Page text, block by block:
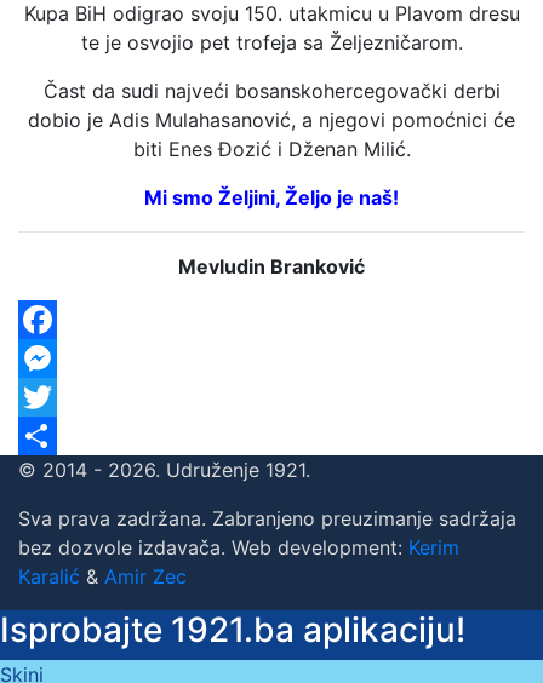
Kupa BiH odigrao svoju 150. utakmicu u Plavom dresu
te je osvojio pet trofeja sa Željezničarom.
Čast da sudi najveći bosanskohercegovački derbi
dobio je Adis Mulahasanović, a njegovi pomoćnici će
biti Enes Đozić i Dženan Milić.
Mi smo Željini, Željo je naš!
Mevludin Branković
Facebook
Messenger
Twitter
Share
© 2014 - 2026. Udruženje 1921.
Sva prava zadržana. Zabranjeno preuzimanje sadržaja
bez dozvole izdavača. Web development: Kerim
Karalić & Amir Zec
Isprobajte 1921.ba aplikaciju!
Skini